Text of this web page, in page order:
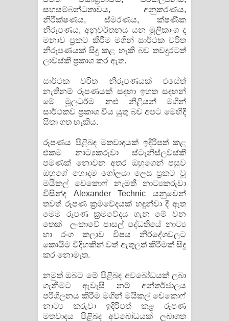
පෙළ
සහසම්බන්ධතාවය, අනුකරණය,
නිරීක්ෂණය, ස්මරණය, ක්ෂණික
නිරූපණය, අනුවර්තනය යන මූලිකාංග ද
මනාව ප්‍රකට කිරීම මගින් සාර්ථක චරිත
නිරූපණයක් සිදු කළ හැකි බව තවදුරටත්
ලාව්ස්කි ප්‍රකාශ කර ඇත.
සාර්ථක චරිත නිරූපණයක් එසේත්
නැතිනම් රූපණයක් සඳහා ඉහත සඳහන්
මේ මූලධර්ම නළු නිළියන් මගින්
සාර්ථකව ප්‍රකාශ විය යුතු බව අපට මෙහිදී
සිතා ගත හැකිය.
රූපණය පිළිබඳ මතවාදයක් ඉදිරිපත් කළ
එකම නාට්‍යකරුවා ස්ටැනිස්ලව්ස්කි
පමණක් නොවන අතර ඔහුගෙන් පසුව
ඔහුගේ හොදම ගෝලයා ලෙස ප්‍රකට වූ
මයිකල් චෙකොෆ් නැමතී නාට්‍යකරුවා
විසින්ද Alexander Technic යනුවෙන්
තවත් රූපණ ක්‍රමවේදයක් හඳුන්වා දී ඇත
මෙම රූපණ ක්‍රමවේදය ගැන මේ වන
තෙක් ලංකාවේ පාසල් පද්ධතියේ නාට්‍ය
හා රංග කලාව විෂය නිර්දේශවලට
කොයිම විදිහකින් වත් ඇතුලත් කිරීමක් සිදු
කර නොමැත.
නමුත් ඔබට මේ පිළිබඳ අවබෝධයක් ලබා
ගැනීමට ඇවැසි නම් අන්තර්ජාලය
පරිශීලනය කිරීම මගින් මයිකල් චෙකොෆ්
නාට්‍ය කරුවා ඉදිරිපත් කළ රූපණ
මතවාදය පිළිබඳ අවබෝධයක් ලබාගත